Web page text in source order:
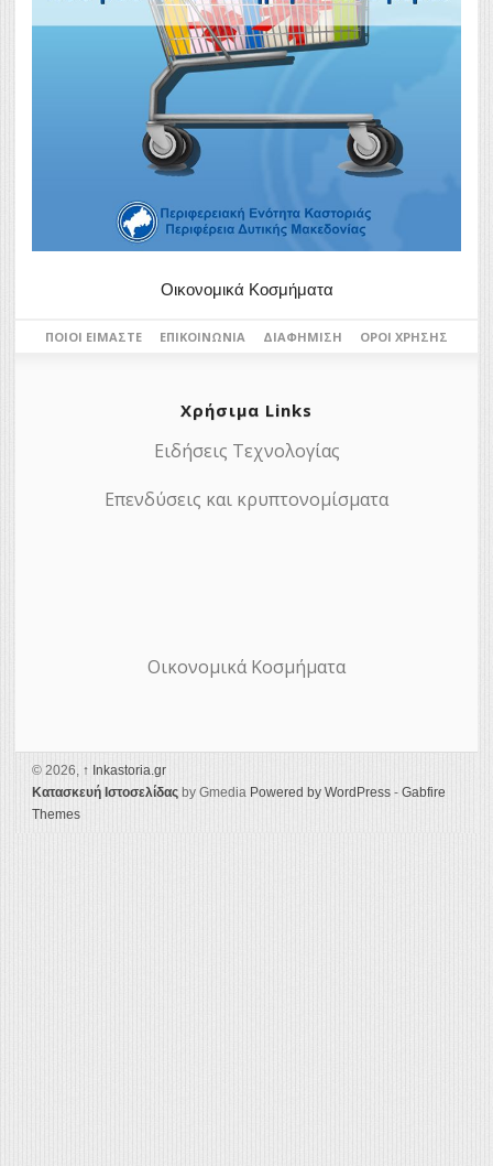
Οικονομικά Κοσμήματα
ΠΟΙΟΙ ΕΊΜΑΣΤΕ ΕΠΙΚΟΙΝΩΝΊΑ ΔΙΑΦΉΜΙΣΗ ΌΡΟΙ ΧΡΉΣΗΣ
Χρήσιμα Links
Ειδήσεις Τεχνολογίας
Επενδύσεις και κρυπτονομίσματα
Οικονομικά Κοσμήματα
© 2026, ↑ Ιnkastoria.gr
Κατασκευή Ιστοσελίδας by Gmedia Powered by WordPress - Gabfire
Themes